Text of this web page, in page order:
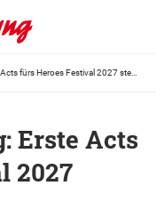
Erste Acts
2027